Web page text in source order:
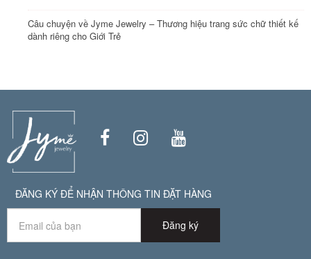
Câu chuyện về Jyme Jewelry – Thương hiệu trang sức chữ thiết kế
dành riêng cho Giới Trẻ
ĐĂNG KÝ ĐỂ NHẬN THÔNG TIN ĐẶT HÀNG
Đăng ký